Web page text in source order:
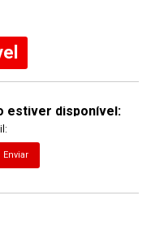
estiver disponível:
Enviar